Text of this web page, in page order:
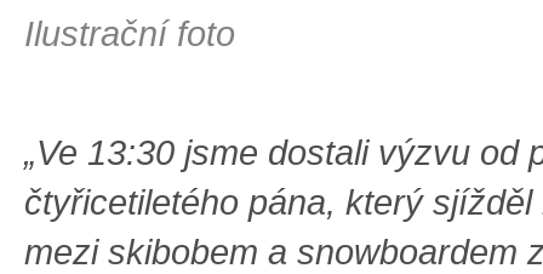
Ilustrační foto
„Ve 13:30 jsme dostali výzvu od
čtyřicetiletého pána, který sjížděl
mezi skibobem a snowboardem